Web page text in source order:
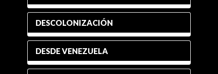
DESCOLONIZACIÓN
DESDE VENEZUELA